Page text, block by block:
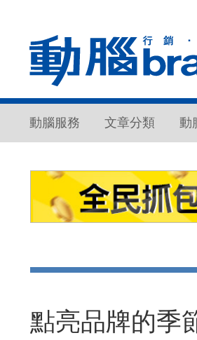
動腦服務 文章分類 動
點亮品牌的季